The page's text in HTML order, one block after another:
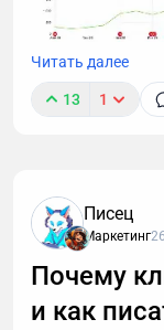
Работая
занималась IT-
развития
компании. В
принято
Читать далее
13 1
Писец
Маркетинг
Почему
и как